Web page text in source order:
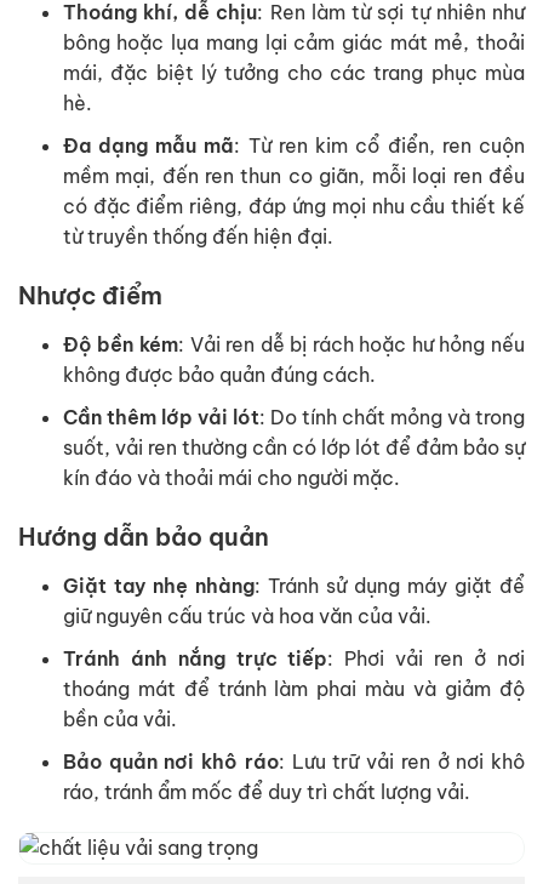
Thoáng khí, dễ chịu: Ren làm từ sợi tự nhiên như
bông hoặc lụa mang lại cảm giác mát mẻ, thoải
mái, đặc biệt lý tưởng cho các trang phục mùa
hè.
Đa dạng mẫu mã: Từ ren kim cổ điển, ren cuộn
mềm mại, đến ren thun co giãn, mỗi loại ren đều
có đặc điểm riêng, đáp ứng mọi nhu cầu thiết kế
từ truyền thống đến hiện đại.
Nhược điểm
Độ bền kém: Vải ren dễ bị rách hoặc hư hỏng nếu
không được bảo quản đúng cách.
Cần thêm lớp vải lót: Do tính chất mỏng và trong
suốt, vải ren thường cần có lớp lót để đảm bảo sự
kín đáo và thoải mái cho người mặc.
Hướng dẫn bảo quản
Giặt tay nhẹ nhàng: Tránh sử dụng máy giặt để
giữ nguyên cấu trúc và hoa văn của vải.
Tránh ánh nắng trực tiếp: Phơi vải ren ở nơi
thoáng mát để tránh làm phai màu và giảm độ
bền của vải.
Bảo quản nơi khô ráo: Lưu trữ vải ren ở nơi khô
ráo, tránh ẩm mốc để duy trì chất lượng vải.